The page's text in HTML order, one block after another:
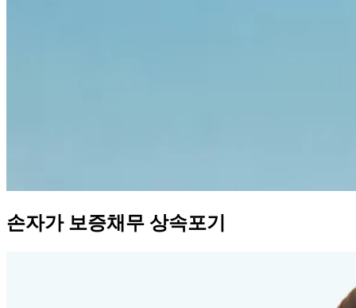
손자가 보증채무 상속포기